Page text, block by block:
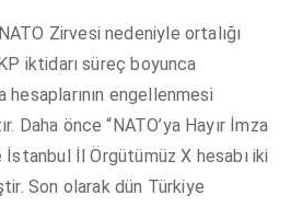
Zirvesi nedeniyle ortalığı
iktidarı süreç boyunca
engellenmesi
Daha önce “NATO’ya Hayır İmza
İstanbul İl Örgütümüz X hesabı iki
Son olarak dün Türkiye